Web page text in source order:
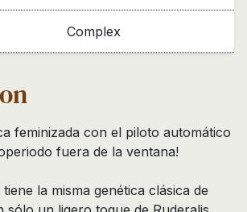
Complex
feminizada con el piloto automático
fuera de la ventana!
la misma genética clásica de